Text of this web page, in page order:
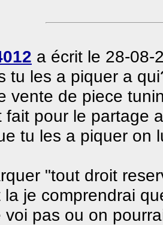
a écrit le 28-08-
tu les a piquer a
vente de piece
fait pour le partage
tu les a piquer on
"tout droit
la je comprendrai
voi pas ou on